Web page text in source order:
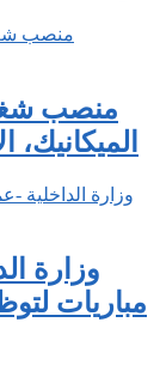
الميكانيك،
وزارة